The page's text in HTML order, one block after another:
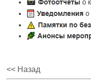
<< Назад